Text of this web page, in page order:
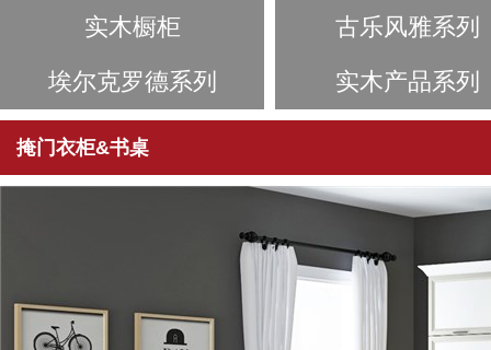
实木橱柜
古乐风雅系列
埃尔克罗德系列
实木产品系列
掩门衣柜&书桌